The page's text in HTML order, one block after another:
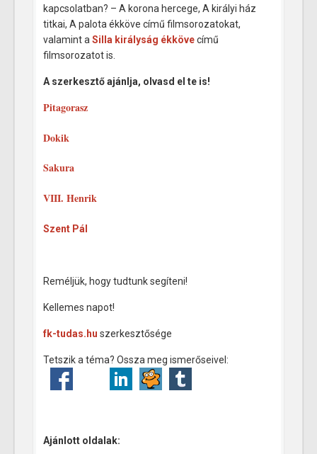
kapcsolatban? – A korona hercege, A királyi ház
titkai, A palota ékköve című filmsorozatokat,
valamint a Silla királyság ékkövecímű
filmsorozatot is.
A szerkesztő ajánlja, olvasd el te is!
Pitagorasz
Dokik
Sakura
VIII. Henrik
Szent Pál
Reméljük, hogy tudtunk segíteni!
Kellemes napot!
fk-tudas.hu szerkesztősége
Tetszik a téma? Ossza meg ismerőseivel:
Ajánlott oldalak: